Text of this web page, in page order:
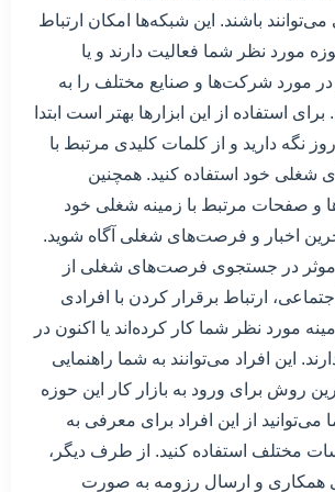
باشند. این شبکه‌ها امکان ارتباط
مورد نظر شما فعالیت دارند و یا
مورد شرکت‌ها و صنایع مختلف را به
استفاده از این ابزارها بهتر است ابتدا
نگه دارید و از کلمات کلیدی مرتبط با
شغلی خود استفاده کنید. همچنین
و صفحات مرتبط با زمینه شغلی خود
اخبار و فرصت‌های شغلی آگاه شوید.
در جستجوی فرصت‌های شغلی از
ارتباط برقرار کردن با افرادی
مورد نظر شما کار کرده‌اند یا اکنون در
این افراد می‌توانند به شما راهنمایی
روش برای ورود به بازار کار این حوزه
از این افراد برای معرفی به
مختلف استفاده کنید. از طرف دیگر،
همکاری و ارسال رزومه به صورت